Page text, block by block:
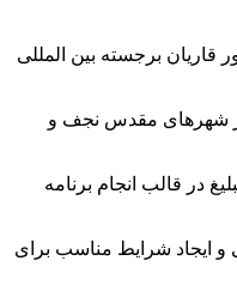
برجسته بین المللی
در شهرهای مقدس نجف و
در قالب انجام برنامه
و ایجاد شرایط مناسب برای